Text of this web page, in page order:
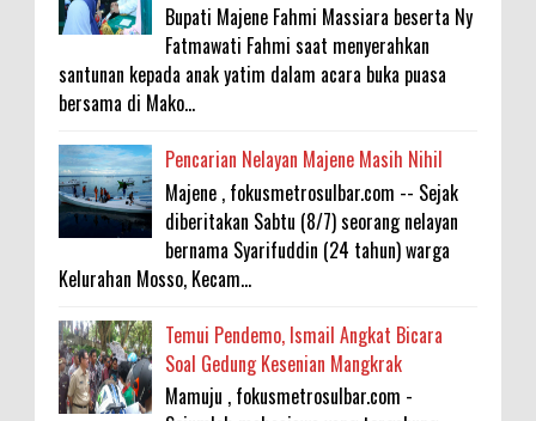
Bupati Majene Fahmi Massiara beserta Ny
Fatmawati Fahmi saat menyerahkan
santunan kepada anak yatim dalam acara buka puasa
bersama di Mako...
Pencarian Nelayan Majene Masih Nihil
Majene , fokusmetrosulbar.com -- Sejak
diberitakan Sabtu (8/7) seorang nelayan
bernama Syarifuddin (24 tahun) warga
Kelurahan Mosso, Kecam...
Temui Pendemo, Ismail Angkat Bicara
Soal Gedung Kesenian Mangkrak
Mamuju , fokusmetrosulbar.com -